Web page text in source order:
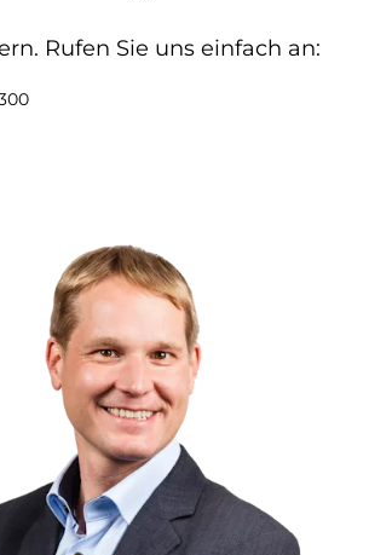
Rufen Sie uns einfach an: